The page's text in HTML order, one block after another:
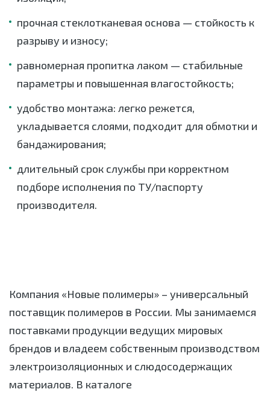
прочная стеклотканевая основа — стойкость к
разрыву и износу;
равномерная пропитка лаком — стабильные
параметры и повышенная влагостойкость;
удобство монтажа: легко режется,
укладывается слоями, подходит для обмотки и
бандажирования;
длительный срок службы при корректном
подборе исполнения по ТУ/паспорту
производителя.
Компания «Новые полимеры» – универсальный
поставщик полимеров в России. Мы занимаемся
поставками продукции ведущих мировых
брендов и владеем собственным производством
электроизоляционных и слюдосодержащих
материалов. В каталоге